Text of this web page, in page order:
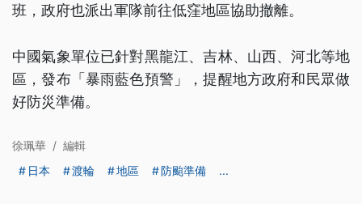
班，政府也派出軍隊前往低窪地區協助撤離。
中國氣象單位已針對黑龍江、吉林、山西、河北等地
區，發布「暴雨藍色預警」，提醒地方政府和民眾做
好防災準備。
徐珮華 / 編輯
日本
渡輪 地區 防颱準備 ...